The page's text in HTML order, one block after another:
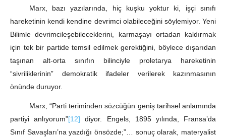
Marx, bazı yazılarında, hiç kuşku yoktur ki, işçi sınıfı
hareketinin kendi kendine devrimci olabileceğini söylemiyor. Yeni
Bilimle devrimcileşebileceklerini, karmaşayı ortadan kaldırmak
için tek bir partide temsil edilmek gerektiğini, böylece dışarıdan
taşınan alt-orta sınıfın bilinciyle proletarya hareketinin
“sivriliklerinin” demokratik ifadeler verilerek kazınmasının
önünde duruyor.
Marx, “Parti teriminden sözcüğün geniş tarihsel anlamında
partiyi anlıyorum”[12] diyor. Engels, 1895 yılında, Fransa’da
Sınıf Savaşları’na yazdığı önsözde;”… sonuç olarak, materyalist